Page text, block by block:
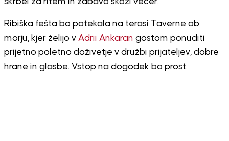
Ribiška fešta bo potekala na terasi Taverne ob
morju, kjer želijo v Adrii Ankaran gostom ponuditi
prijetno poletno doživetje v družbi prijateljev, dobre
hrane in glasbe. Vstop na dogodek bo prost.